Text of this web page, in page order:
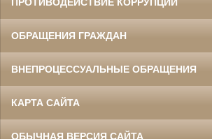
ОБРАЩЕНИЯ ГРАЖДАН
ВНЕПРОЦЕССУАЛЬНЫЕ ОБРАЩЕНИЯ
КАРТА САЙТА
ОБЫЧНАЯ ВЕРСИЯ САЙТА